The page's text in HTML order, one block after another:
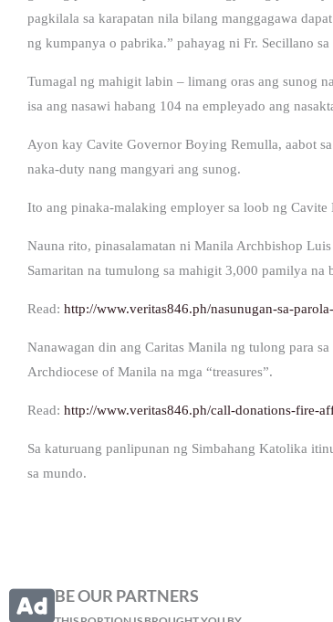
pagkilala sa karapatan nila bilang manggagawa
ng kumpanya o pabrika.” pahayag ni Fr. Secillano
Tumagal ng mahigit labin – limang oras ang sunog
isa ang nasawi habang 104 na empleyado ang
Ayon kay Cavite Governor Boying Remulla, aabot
naka-duty nang mangyari ang sunog.
Ito ang pinaka-malaking employer sa loob ng Cavite
Nauna rito, pinasalamatan ni Manila Archbishop
Samaritan na tumulong sa mahigit 3,000 pamilya
Read: http://www.veritas846.ph/nasunugan-sa-
Nanawagan din ang Caritas Manila ng tulong para
Archdiocese of Manila na mga “treasures”.
Read: http://www.veritas846.ph/call-donations-fire-
Sa katuruang panlipunan ng Simbahang Katolika
sa mundo.
BE OUR PARTNERS